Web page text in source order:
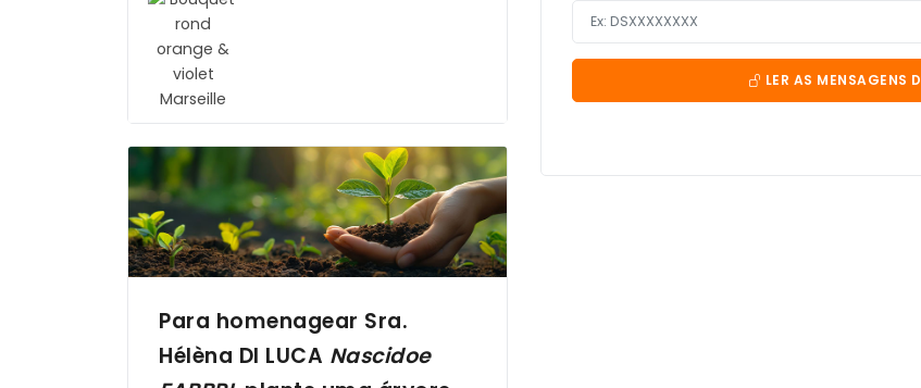
Para homenagear Sra.
Hélèna DI LUCA Nascidoe
LER AS MENSAGENS